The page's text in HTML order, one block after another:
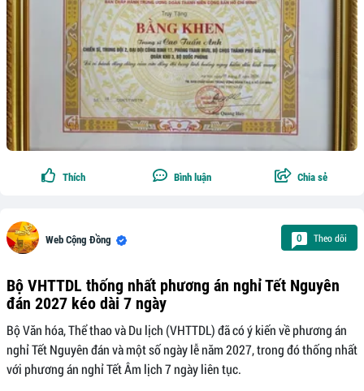
Thích Bình luận Chia sẻ
Web Cộng Đồng 0 Theo dõi
Bộ VHTTDL thống nhất phương án nghỉ Tết Nguyên
đán 2027 kéo dài 7 ngày
Bộ Văn hóa, Thể thao và Du lịch (VHTTDL) đã có ý kiến về phương án
nghỉ Tết Nguyên đán và một số ngày lễ năm 2027, trong đó thống nhất
với phương án nghỉ Tết Âm lịch 7 ngày liên tục.